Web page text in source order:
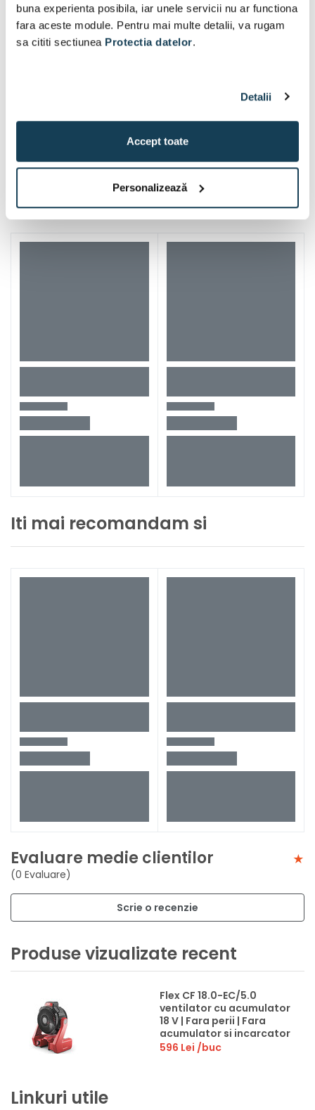
buna experienta posibila, iar unele servicii nu ar functiona
fara aceste module. Pentru mai multe detalii, va rugam
sa cititi sectiunea Protectia datelor.
Detalii
Accept toate
Personalizează
Alti clienti au vizitat si
Iti mai recomandam si
Evaluare medie clientilor
(0 Evaluare)
Scrie o recenzie
Produse vizualizate recent
Flex CF 18.0-EC/5.0
ventilator cu acumulator
18 V | Fara perii | Fara
acumulator si incarcator
596 Lei /buc
Linkuri utile